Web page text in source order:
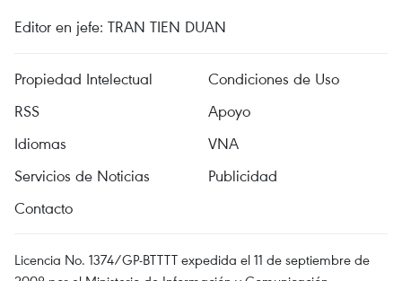
Editor en jefe: TRAN TIEN DUAN
Propiedad Intelectual
Condiciones de Uso
RSS
Apoyo
Idiomas
VNA
Servicios de Noticias
Publicidad
Contacto
Licencia No. 1374/GP-BTTTT expedida el 11 de septiembre de